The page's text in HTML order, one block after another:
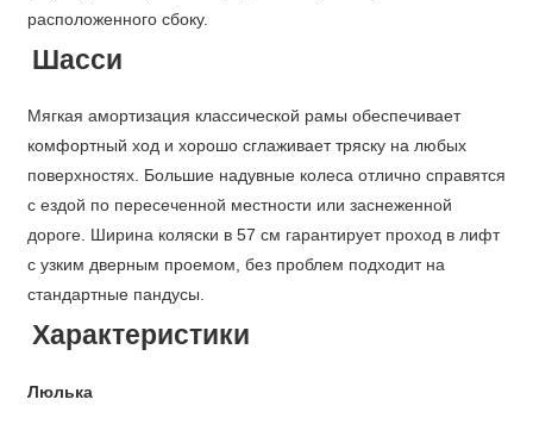
расположенного сбоку.
Шасси
Мягкая амортизация классической рамы обеспечивает
комфортный ход и хорошо сглаживает тряску на любых
поверхностях. Большие надувные колеса отлично справятся
с ездой по пересеченной местности или заснеженной
дороге. Ширина коляски в 57 см гарантирует проход в лифт
с узким дверным проемом, без проблем подходит на
стандартные пандусы.
Характеристики
Люлька